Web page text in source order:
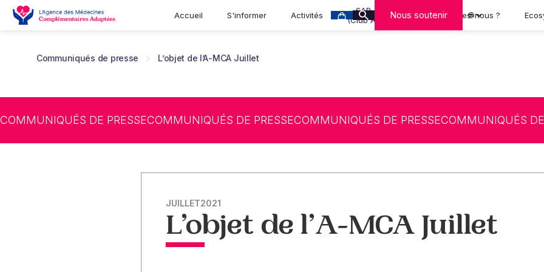
Accueil S'informer Activités
SAR-CAN
(Club A-MCA)
Qui sommes-nous ?
Nous soutenir 🌐
Communiqués de presse L’objet de l’A-MCA Juillet
COMMUNIQUÉS DE PRESSECOMMUNIQUÉS DE PRESSECOMMUNIQUÉS DE PRESSECOMMUNIQUÉS DE
JUILLET2021
L’objet de l’A-MCA Juillet